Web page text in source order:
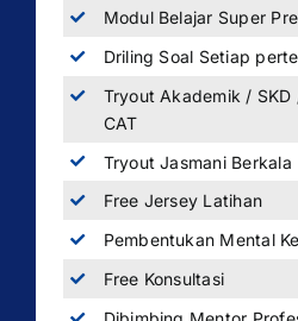
Modul Belajar Super
Driling Soal Setiap
Tryout Akademik /
CAT
Tryout Jasmani Berkala
Free Jersey Latihan
Pembentukan Mental
Free Konsultasi